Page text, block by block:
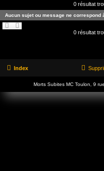
0 résultat
Aucun sujet ou message ne correspond
0 résultat
Index
Morts Subites MC Toulon, 9